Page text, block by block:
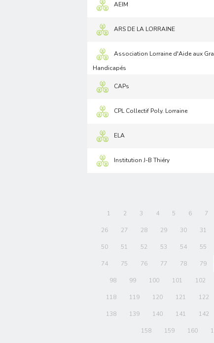
AEIM
ARS DE LA LORRAINE
Association Lorraine d'Aide aux
Handicapés
CAPs
CPL Collectif Poly. Lorraine
ELA
Institution J-B Thiéry
1 2 3 4 5 6 7
26 27 28 29 30 31
50 51 52 53 54 55
74 75 76 77 78 79
98 99 100 101 102
118 119 120 121 122
138 139 140 141 142
158 159 160